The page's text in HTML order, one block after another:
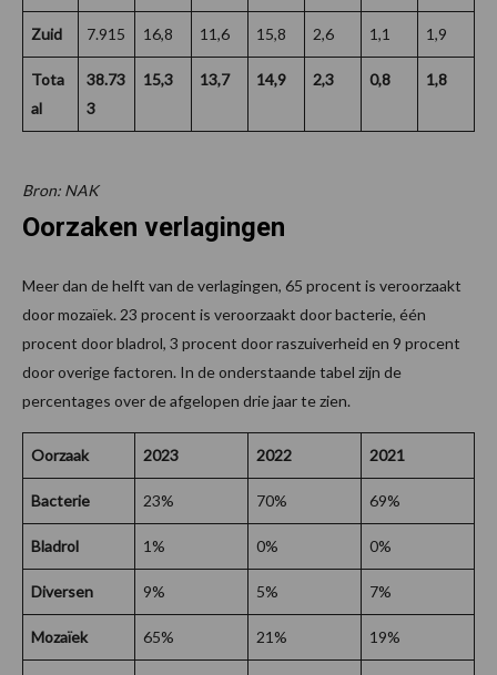
Zuid 7.915 16,8 11,6 15,8 2,6 1,1 1,9
Tota
al
38.73
3
15,3 13,7 14,9 2,3 0,8 1,8
Bron: NAK
Oorzaken verlagingen
Meer dan de helft van de verlagingen, 65 procent is veroorzaakt
door mozaïek. 23 procent is veroorzaakt door bacterie, één
procent door bladrol, 3 procent door raszuiverheid en 9 procent
door overige factoren. In de onderstaande tabel zijn de
percentages over de afgelopen drie jaar te zien.
Oorzaak 2023 2022 2021
Bacterie 23% 70% 69%
Bladrol 1% 0% 0%
Diversen 9% 5% 7%
Mozaïek 65% 21% 19%